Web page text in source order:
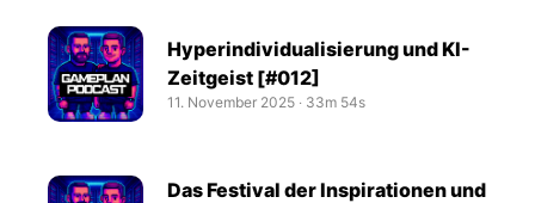
Hyperindividualisierung und KI-
Zeitgeist [#012]
11. November 2025 ‧ 33m 54s
Das Festival der Inspirationen und